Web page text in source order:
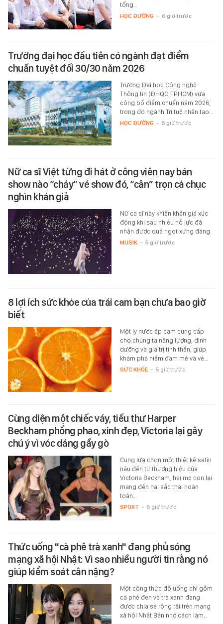
tổng…
HỌC ĐƯỜNG - 6 giờ trước
Trường đại học đầu tiên có ngành đạt điểm
chuẩn tuyệt đối 30/30 năm 2026
Trường Đại học Công nghệ
Thông tin (ĐHQG TP.HCM) vừa
công bố điểm chuẩn năm 2026,
trong đó ngành Trí tuệ nhân tạo…
HỌC ĐƯỜNG - 5 giờ trước
Nữ ca sĩ Việt từng đi hát ở công viên nay bán
show nào “cháy” vé show đó, “cân” trọn cả chục
nghìn khán giả
Nữ ca sĩ này khiến khán giả xúc
động khi sau nhiều nỗ lực đã
nhận được quả ngọt xứng đáng.
MUSIK - 5 giờ trước
8 lợi ích sức khỏe của trái cam bạn chưa bao giờ
biết
Một ly nước ép cam cung cấp
cho chúng ta năng lượng, dinh
dưỡng và giá trị tinh thần, giúp
khám phá niềm đam mê và vẻ…
SỨC KHỎE - 5 giờ trước
Cùng diện một chiếc váy, tiểu thư Harper
Beckham phổng phao, xinh đẹp, Victoria lại gây
chú ý vì vóc dáng gầy gò
Cùng lựa chọn một thiết kế satin
nâu đến từ thương hiệu của
Victoria Beckham, hai mẹ con lại
mang đến hai sắc thái hoàn
toàn…
SPORT - 5 giờ trước
Thức uống "cà phê trà xanh" đang phủ sóng
mạng xã hội Nhật: Vì sao nhiều người tin rằng nó
giúp kiểm soát cân nặng?
Một công thức đồ uống chỉ gồm
cà phê đen và trà xanh đang
được chia sẻ rộng rãi trên mạng
xã hội Nhật Bản nhờ cách làm…